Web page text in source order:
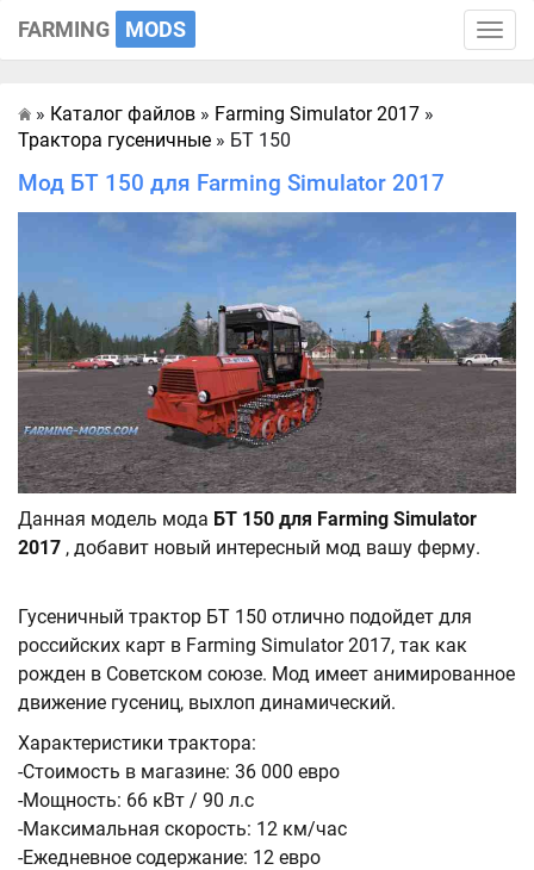
Toggle
FARMING MODS
Главная
» Каталог файлов » Farming Simulator 2017 »
Трактора гусеничные » БТ 150
Мод БТ 150 для Farming Simulator 2017
Данная модель мода БТ 150 для Farming Simulator
2017 , добавит новый интересный мод вашу ферму.
Гусеничный трактор БТ 150 отлично подойдет для
российских карт в Farming Simulator 2017, так как
рожден в Советском союзе. Мод имеет анимированное
движение гусениц, выхлоп динамический.
Характеристики трактора:
-Стоимость в магазине: 36 000 евро
-Мощность: 66 кВт / 90 л.с
-Максимальная скорость: 12 км/час
-Ежедневное содержание: 12 евро